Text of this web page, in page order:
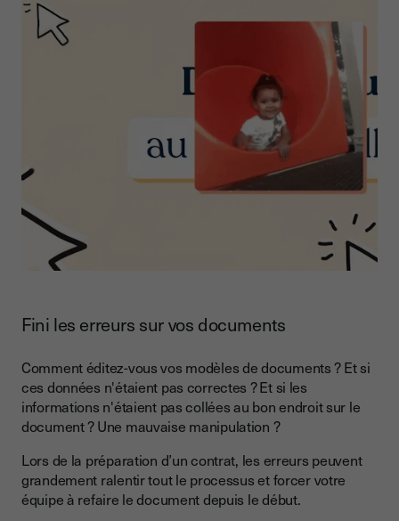
Fini les erreurs sur vos documents
Comment éditez-vous vos modèles de documents ? Et si
ces données n'étaient pas correctes ? Et si les
informations n'étaient pas collées au bon endroit sur le
document ? Une mauvaise manipulation ?
Lors de la préparation d’un contrat, les erreurs peuvent
grandement ralentir tout le processus et forcer votre
équipe à refaire le document depuis le début.